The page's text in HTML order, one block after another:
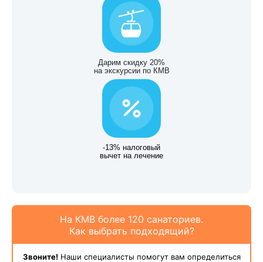
Дарим скидку 20%
на экскурсии по КМВ
-13% налоговый
вычет на лечение
На КМВ более 120 санаториев.
Как выбрать подходящий?
Звоните!Наши специалисты помогут вам определиться